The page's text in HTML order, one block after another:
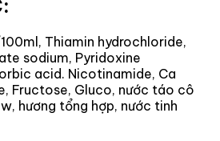
Thiamin hydrochloride,
sodium, Pyridoxine
acid. Nicotinamide, Ca
Fructose, Gluco, nước táo cô
hương tổng hợp, nước tinh